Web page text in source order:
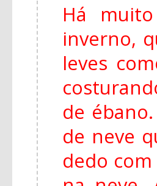
Há
inverno,
leves
de
de neve
dedo